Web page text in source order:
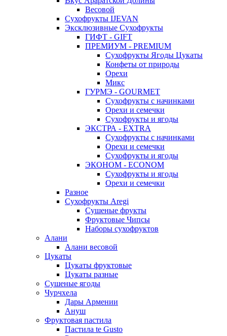
Весовой
Сухофрукты IJEVAN
Эксклюзивные Сухофрукты
ГИФТ - GIFT
ПРЕМИУМ - PREMIUM
Сухофрукты Ягоды Цукаты
Конфеты от природы
Орехи
Микс
ГУРМЭ - GOURMET
Сухофрукты с начинками
Орехи и семечки
Сухофрукты и ягоды
ЭКСТРА - EXTRA
Сухофрукты с начинками
Орехи и семечки
Сухофрукты и ягоды
ЭКОНОМ - ECONOM
Сухофрукты и ягоды
Орехи и семечки
Разное
Сухофрукты Aregi
Сушеные фрукты
Фруктовые Чипсы
Наборы сухофруктов
Алани
Алани весовой
Цукаты
Цукаты фруктовые
Цукаты разные
Сушеные ягоды
Чурчхела
Дары Армении
Ануш
Фруктовая пастила
Пастила te Gusto